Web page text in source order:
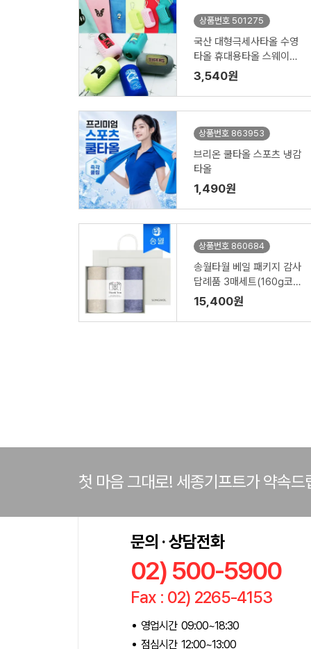
상품번호 501275
국산 대형극세사타올 수영
타올 휴대용타올 스웨이드
타올 에어로실버쿨타올 아
이스타올
3,540원
상품번호 863953
브리온 쿨타올 스포츠 냉감
타올
1,490원
상품번호 860684
송월타월 베일 패키지 감사
답례품 3매세트(160g코마
40수)(쇼핑백 증정)
15,400원
첫 마음 그대로! 세종기프트가 약속드
문의 · 상담전화
02) 500-5900
Fax : 02) 2265-4153
영업시간 09:00~18:30
점심시간 12:00~13:00